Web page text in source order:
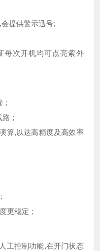
提供警示迅号;
每次开机均可点亮紫外
；
算,以达高精度及高效率
更稳定；
工控制功能,在开门状态